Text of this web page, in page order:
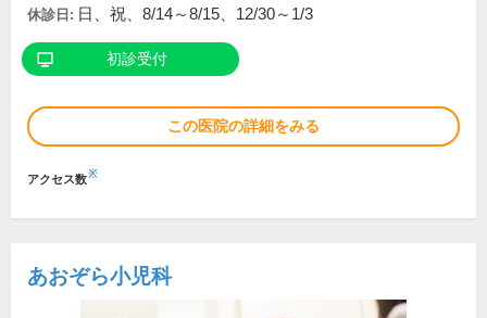
休診日: 日、祝、8/14～8/15、12/30～1/3
初診受付
この医院の詳細をみる
アクセス数※
あおぞら小児科